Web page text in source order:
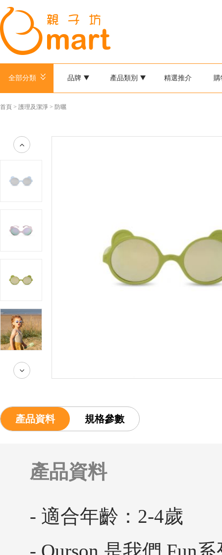
全部分類 品牌 產品類別 精選推介 購
首頁 > 護理及潔淨 > 防曬
產品資料 規格參數
產品資料
- 適合年齡：2-4歲